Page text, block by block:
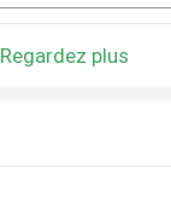
Regardez plus